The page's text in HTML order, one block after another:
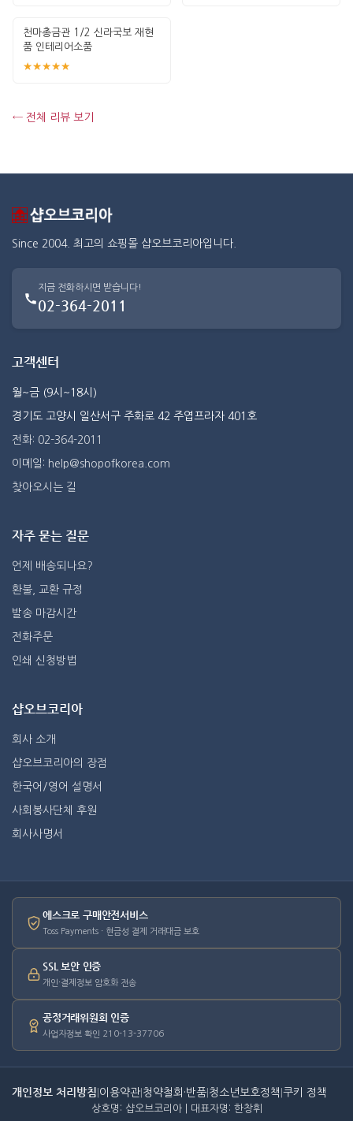
천마총금관 1/2 신라국보 재현
품 인테리어소품
★★★★★
← 전체 리뷰 보기
Since 2004. 최고의 쇼핑몰 샵오브코리아입니다.
지금 전화하시면 받습니다!
02-364-2011
고객센터
월~금 (9시~18시)
경기도 고양시 일산서구 주화로 42 주엽프라자 401호
전화: 02-364-2011
이메일: help@shopofkorea.com
찾아오시는 길
자주 묻는 질문
언제 배송되나요?
환불, 교환 규정
발송 마감시간
전화주문
인쇄 신청방법
샵오브코리아
회사 소개
샵오브코리아의 장점
한국어/영어 설명서
사회봉사단체 후원
회사사명서
에스크로 구매안전서비스
Toss Payments · 현금성 결제 거래대금 보호
SSL 보안 인증
개인·결제정보 암호화 전송
공정거래위원회 인증
사업자정보 확인 210-13-37706
개인정보 처리방침 이용약관 청약철회·반품 청소년보호정책 쿠키 정책
상호명: 샵오브코리아 | 대표자명: 한창휘